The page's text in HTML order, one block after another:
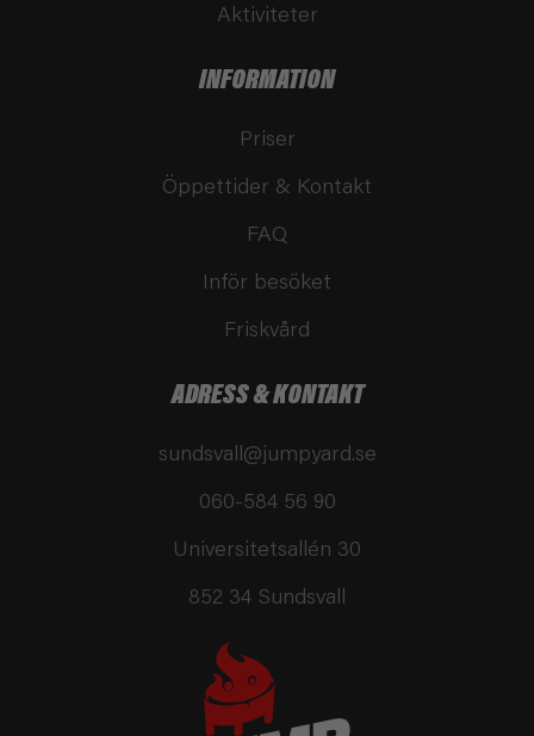
Aktiviteter
INFORMATION
Priser
Öppettider & Kontakt
FAQ
Inför besöket
Friskvård
ADRESS & KONTAKT
sundsvall@jumpyard.se
060-584 56 90
Universitetsallén 30
852 34 Sundsvall